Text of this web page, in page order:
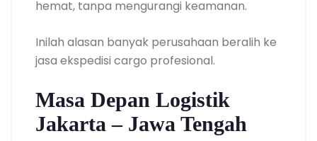
hemat, tanpa mengurangi keamanan.
Inilah alasan banyak perusahaan beralih ke
jasa ekspedisi cargo profesional.
Masa Depan Logistik
Jakarta – Jawa Tengah